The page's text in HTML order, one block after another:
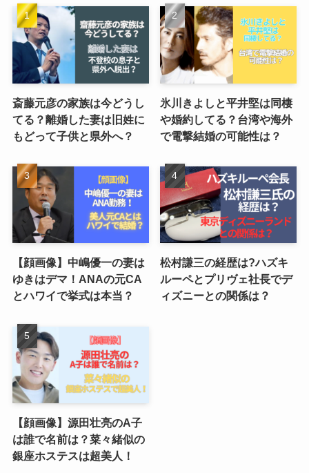
斎藤元彦の家族は今どうし
てる？離婚した妻は旧姓に
もどって子供と県外へ？
氷川きよしと平井堅は同棲
や婚約してる？台湾や海外
で電撃結婚の可能性は？
【顔画像】中嶋優一の妻は
ゆきはデマ！ANAの元CA
とハワイで挙式は本当？
松村謙三の経歴は?ハズキ
ルーペとプリヴェ社長でデ
ィズニーとの関係は？
【顔画像】源田壮亮のA子
は誰で名前は？菜々緒似の
銀座ホステスは超美人！